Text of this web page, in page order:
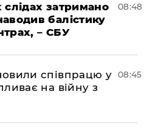
затримано
балістику
– СБУ
08:48
співпрацю у
на війну з
08:45